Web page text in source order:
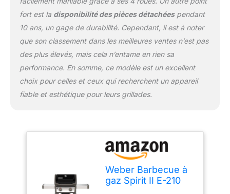
balcons Articles livrés : 1
x Barbecue à gaz Spirit II
E-210 avec tablettes
latérales intégrées,
noir/argent
fort est la disponibilité des pièces détachéespendant
10 ans, un gage de durabilité. Cependant, il est à noter
que son classement dans les meilleures ventes n’est pas
des plus élevés, mais cela n’entame en rien sa
performance. En somme, ce modèle est un excellent
choix pour celles et ceux qui recherchent un appareil
fiable et esthétique pour leurs grillades.
Weber Barbecue à
gaz Spirit II E-210